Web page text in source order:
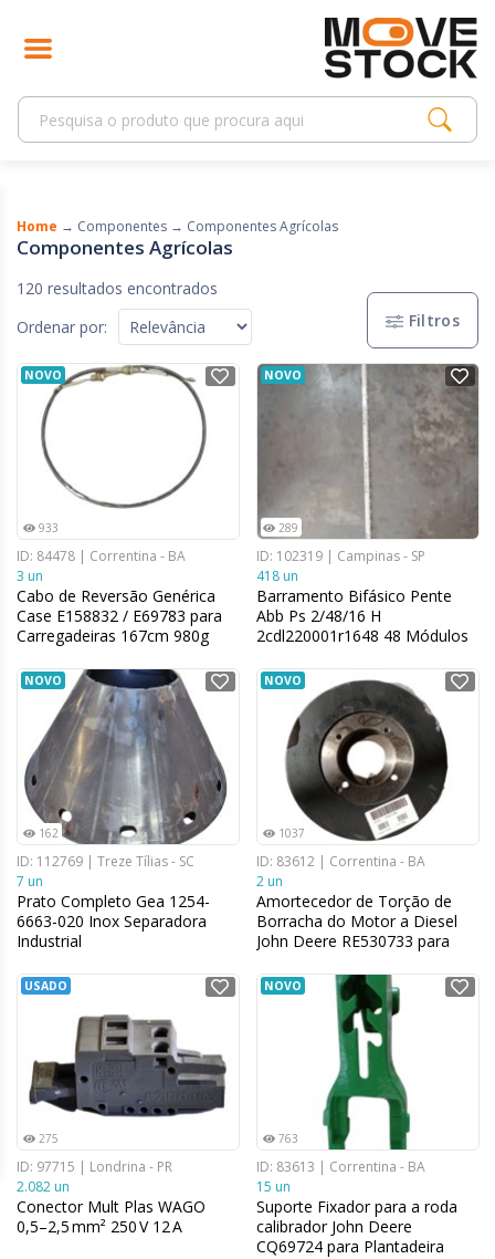
Home → Componentes → Componentes Agrícolas
Componentes Agrícolas
120 resultados encontrados
Ordenar por:
Filtros
NOVO
933
ID: 84478 | Correntina - BA
3 un
Cabo de Reversão Genérica
Case E158832 / E69783 para
Carregadeiras 167cm 980g
NOVO
289
ID: 102319 | Campinas - SP
418 un
Barramento Bifásico Pente
Abb Ps 2/48/16 H
2cdl220001r1648 48 Módulos
NOVO
162
ID: 112769 | Treze Tílias - SC
7 un
Prato Completo Gea 1254-
6663-020 Inox Separadora
Industrial
NOVO
1037
ID: 83612 | Correntina - BA
2 un
Amortecedor de Torção de
Borracha do Motor a Diesel
John Deere RE530733 para
cm
USADO
275
ID: 97715 | Londrina - PR
2.082 un
Conector Mult Plas WAGO
0,5–2,5 mm² 250 V 12 A
NOVO
763
ID: 83613 | Correntina - BA
15 un
Suporte Fixador para a roda
calibrador John Deere
CQ69724 para Plantadeira